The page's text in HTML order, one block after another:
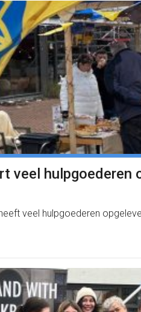
hulpgoederen
veel hulpgoederen